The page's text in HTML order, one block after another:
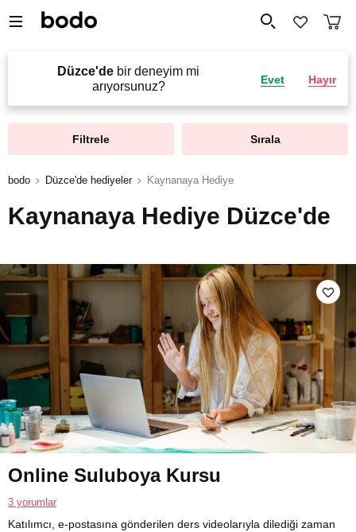
Düzce'de bir deneyim mi
arıyorsunuz?
Evet Hayır
Filtrele Sırala
bodo Düzce'de hediyeler Kaynanaya Hediye
Kaynanaya Hediye Düzce'de
Online Suluboya Kursu
3 yorumlar
Katılımcı, e-postasına gönderilen ders videolarıyla dilediği zaman